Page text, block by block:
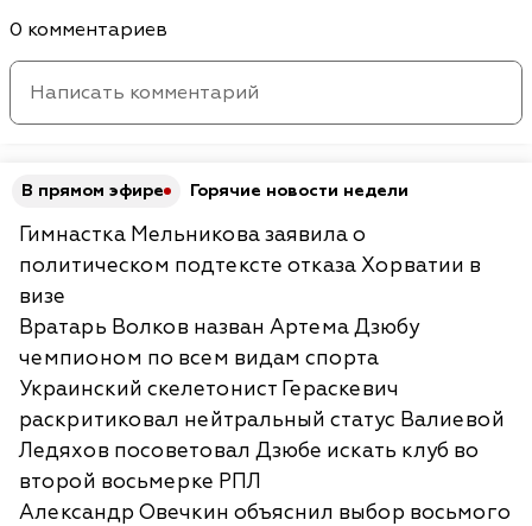
0 комментариев
В прямом эфире Горячие новости недели
Гимнастка Мельникова заявила о
политическом подтексте отказа Хорватии в
визе
Вратарь Волков назван Артема Дзюбу
чемпионом по всем видам спорта
Украинский скелетонист Гераскевич
раскритиковал нейтральный статус Валиевой
Ледяхов посоветовал Дзюбе искать клуб во
второй восьмерке РПЛ
Александр Овечкин объяснил выбор восьмого